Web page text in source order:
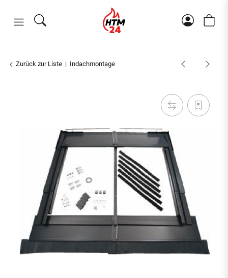
Zurück zur Liste Indachmontage